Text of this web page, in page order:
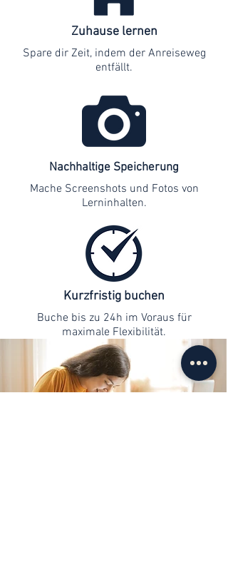
Zuhause lernen
Spare dir Zeit, indem der Anreiseweg
entfällt.
Nachhaltige Speicherung
Mache Screenshots und Fotos von
Lerninhalten.
Kurzfristig buchen
Buche bis zu 24h im Voraus für
maximale Flexibilität.